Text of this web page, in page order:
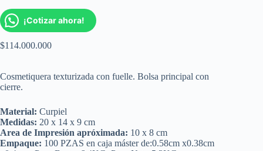
¡Cotizar ahora!
$114.000.000
Cosmetiquera texturizada con fuelle. Bolsa principal con
cierre.
Material: Curpiel
Medidas: 20 x 14 x 9 cm
Area de Impresión apróximada: 10 x 8 cm
Empaque: 100 PZAS en caja máster de:0.58cm x0.38cm